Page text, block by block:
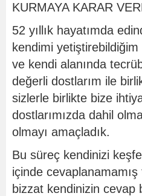
KURMAYA KARAR
52 yıllık hayatımda
kendimi
ve kendi alanında
değerli dostlarım ile
sizlerle birlikte bize
dostlarımızda dahil
olmayı amaçladık.
Bu süreç kendinizi
içinde cevaplanamamış
bizzat kendinizin cevap